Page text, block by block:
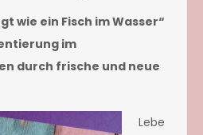
wie ein Fisch im Wasser“
im
durch frische und neue
Lebe